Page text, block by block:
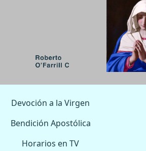
Devoción a la Virgen
Bendición Apostólica
Horarios en TV